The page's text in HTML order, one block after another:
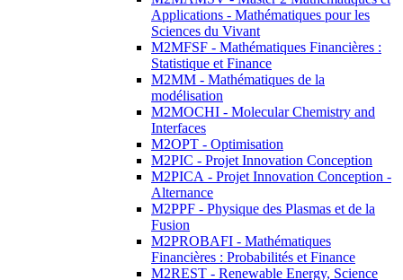
Applications - Mathématiques pour les
Sciences du Vivant
M2MFSF - Mathématiques Financières :
Statistique et Finance
M2MM - Mathématiques de la
modélisation
M2MOCHI - Molecular Chemistry and
Interfaces
M2OPT - Optimisation
M2PIC - Projet Innovation Conception
M2PICA - Projet Innovation Conception -
Alternance
M2PPF - Physique des Plasmas et de la
Fusion
M2PROBAFI - Mathématiques
Financières : Probabilités et Finance
M2REST - Renewable Energy, Science